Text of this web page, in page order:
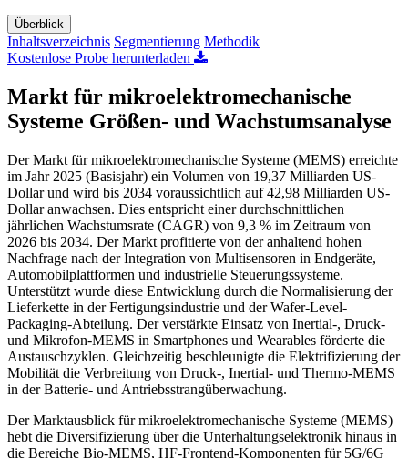
Überblick
Inhaltsverzeichnis Segmentierung Methodik
Kostenlose Probe herunterladen
Markt für mikroelektromechanische
Systeme Größen- und Wachstumsanalyse
Der Markt für mikroelektromechanische Systeme (MEMS) erreichte
im Jahr 2025 (Basisjahr) ein Volumen von 19,37 Milliarden US-
Dollar und wird bis 2034 voraussichtlich auf 42,98 Milliarden US-
Dollar anwachsen. Dies entspricht einer durchschnittlichen
jährlichen Wachstumsrate (CAGR) von 9,3 % im Zeitraum von
2026 bis 2034. Der Markt profitierte von der anhaltend hohen
Nachfrage nach der Integration von Multisensoren in Endgeräte,
Automobilplattformen und industrielle Steuerungssysteme.
Unterstützt wurde diese Entwicklung durch die Normalisierung der
Lieferkette in der Fertigungsindustrie und der Wafer-Level-
Packaging-Abteilung. Der verstärkte Einsatz von Inertial-, Druck-
und Mikrofon-MEMS in Smartphones und Wearables förderte die
Austauschzyklen. Gleichzeitig beschleunigte die Elektrifizierung der
Mobilität die Verbreitung von Druck-, Inertial- und Thermo-MEMS
in der Batterie- und Antriebsstrangüberwachung.
Der Marktausblick für mikroelektromechanische Systeme (MEMS)
hebt die Diversifizierung über die Unterhaltungselektronik hinaus in
die Bereiche Bio-MEMS, HF-Frontend-Komponenten für 5G/6G